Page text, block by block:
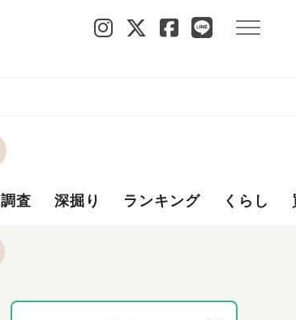
調査 深掘り ランキング くらし